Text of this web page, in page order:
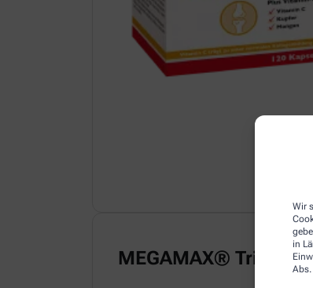
Wir
in
Abs.
MEGAMAX®